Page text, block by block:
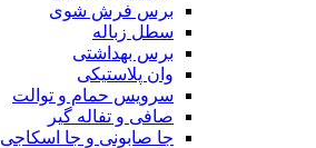
برس فرش شوی
سطل زباله
برس بهداشتی
وان پلاستیکی
سرویس حمام و توالت
صافی و تفاله گیر
جا صابونی و جا اسکاجی